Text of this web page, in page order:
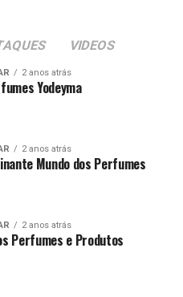
VIDEOS
2 anos atrás
Yodeyma
2 anos atrás
Mundo dos Perfumes
2 anos atrás
Perfumes e Produtos